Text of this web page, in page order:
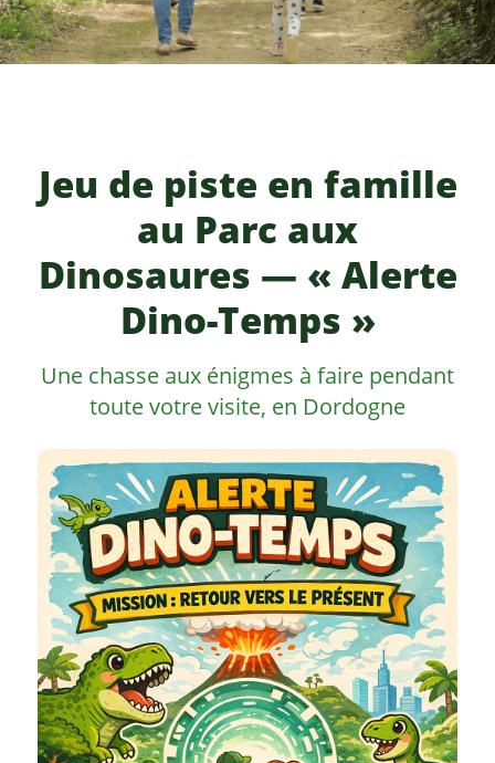
Jeu de piste en famille
au Parc aux
Dinosaures — « Alerte
Dino-Temps »
Une chasse aux énigmes à faire pendant
toute votre visite, en Dordogne